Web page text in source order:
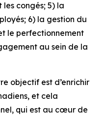
congés; 5) la
6) la gestion du
le perfectionnement
au sein de la
objectif est d’enrichir
et cela
qui est au cœur de